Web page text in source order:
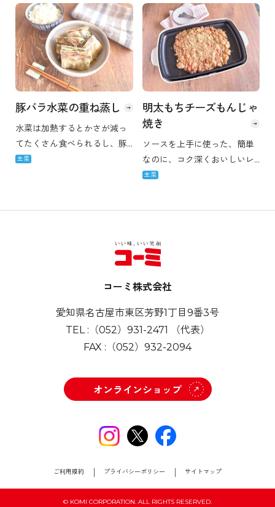
まりません！
す。
豚バラ水菜の重ね蒸し
水菜は加熱するとかさが減っ
てたくさん食べられるし、豚
肉のうま味もたっぷり吸い込
主菜
明太もちチーズもんじゃ
焼き
ソースを上手に使った、簡単
なのに、コク深くおいしいレ
シピです。 もんじゃ焼きで大
ちとチーズをたっぷり入れて
召し上がれ！
主菜
コーミ株式会社
愛知県名古屋市東区芳野1丁目9番3号
TEL : （052）931-2471
（代表）
FAX : （052）932-2094
オンラインショップ
ご利用規約 プライバシーポリシー サイトマップ
© KOMI CORPORATION. ALL RIGHTS RESERVED.